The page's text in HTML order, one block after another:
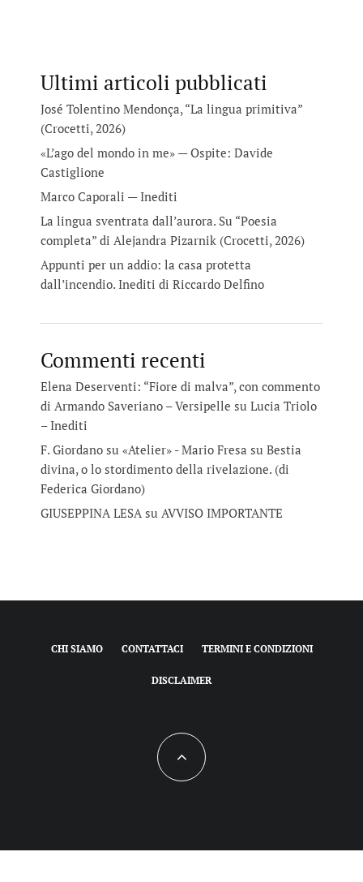
Ultimi articoli pubblicati
José Tolentino Mendonça, “La lingua primitiva”
(Crocetti, 2026)
«L’ago del mondo in me» — Ospite: Davide
Castiglione
Marco Caporali — Inediti
La lingua sventrata dall’aurora. Su “Poesia
completa” di Alejandra Pizarnik (Crocetti, 2026)
Appunti per un addio: la casa protetta
dall’incendio. Inediti di Riccardo Delfino
Commenti recenti
Elena Deserventi: “Fiore di malva”, con commento
di Armando Saveriano – Versipelle su Lucia Triolo
– Inediti
F. Giordano su «Atelier» - Mario Fresa su Bestia
divina, o lo stordimento della rivelazione. (di
Federica Giordano)
GIUSEPPINA LESAsu AVVISO IMPORTANTE
CHI SIAMO CONTATTACI TERMINI E CONDIZIONI
DISCLAIMER